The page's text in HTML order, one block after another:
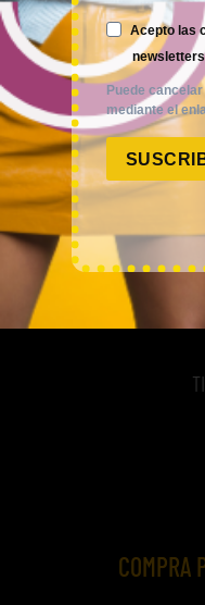
Smile Vintage es una
trayectoria
experimentado y
COMPRA
Acepto las
Puede
mediante el